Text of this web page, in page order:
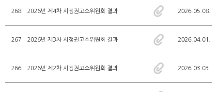
268 2026년 제4차 시정권고소위원회 결과 2026.05.08.
267 2026년 제3차 시정권고소위원회 결과 2026.04.01.
266 2026년 제2차 시정권고소위원회 결과 2026.03.03.